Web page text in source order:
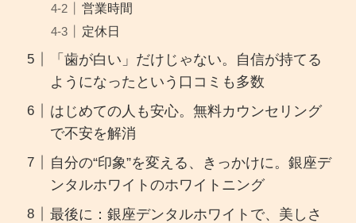
営業時間
定休日
「歯が白い」だけじゃない。自信が持てる
ようになったという口コミも多数
はじめての人も安心。無料カウンセリング
で不安を解消
自分の“印象”を変える、きっかけに。銀座デ
ンタルホワイトのホワイトニング
最後に：銀座デンタルホワイトで、美しさ